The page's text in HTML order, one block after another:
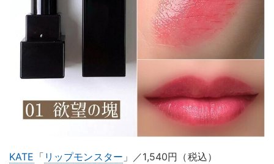
KATE 「 リップモンスター 」／1,540円（税込）